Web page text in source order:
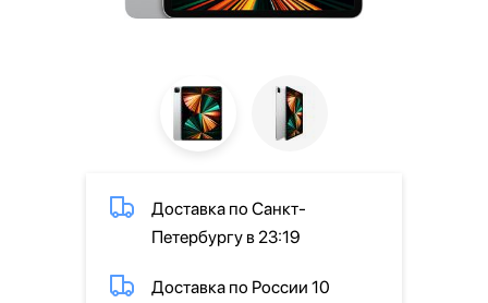
Доставка по Санкт-
Петербургу в 23:19
Доставка по России 10